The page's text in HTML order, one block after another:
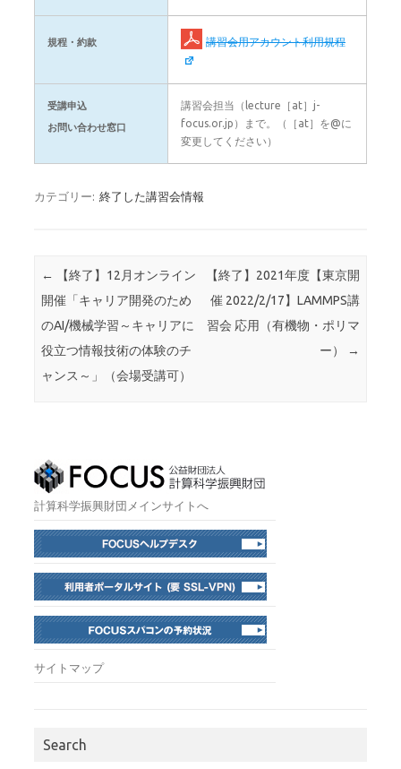
規程・約款 講習会用アカウント利用規程
受講申込
お問い合わせ窓口
講習会担当（lecture［at］j-
focus.or.jp）まで。（［at］を@に
変更してください）
カテゴリー: 終了した講習会情報
投稿ナビゲーション
←
【終了】12月オンライン
開催「キャリア開発のため
のAI/機械学習～キャリアに
役立つ情報技術の体験のチ
ャンス～」（会場受講可）
【終了】2021年度【東京開
催 2022/2/17】LAMMPS講
習会 応用（有機物・ポリマ
ー）
→
計算科学振興財団メインサイトへ
サイトマップ
Search